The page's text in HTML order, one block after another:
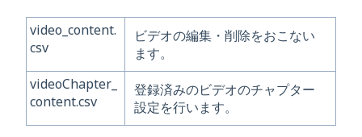
video_content.
csv
ビデオの編集・削除をおこない
ます。
videoChapter_
content.csv
登録済みのビデオのチャプター
設定を行います。